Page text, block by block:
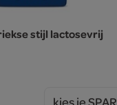
stijl lactosevrij